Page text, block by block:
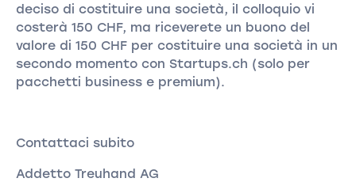
deciso di costituire una società, il colloquio vi
costerà 150 CHF, ma riceverete un buono del
valore di 150 CHF per costituire una società in un
secondo momento con Startups.ch (solo per
pacchetti business e premium).
Contattaci subito
Addetto Treuhand AG